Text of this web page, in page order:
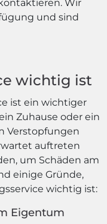
Wir
und sind
wichtig ist
ist ein wichtiger
Zuhause oder ein
Verstopfungen
auftreten
um Schäden am
einige Gründe,
wichtig ist:
Eigentum